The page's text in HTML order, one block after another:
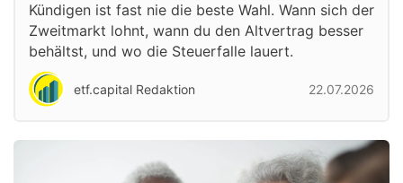
Kündigen ist fast nie die beste Wahl. Wann sich der
Zweitmarkt lohnt, wann du den Altvertrag besser
behältst, und wo die Steuerfalle lauert.
etf.capital Redaktion 22.07.2026